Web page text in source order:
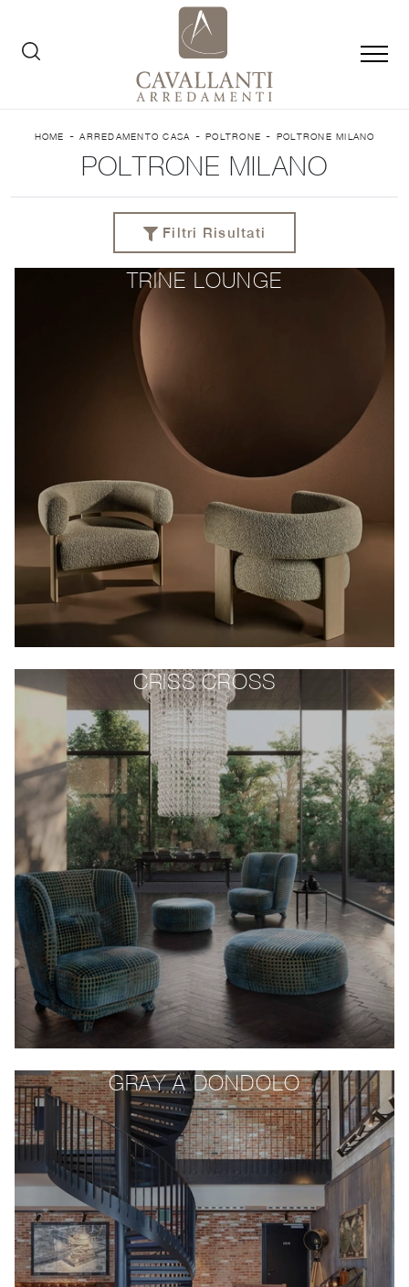
HOME -ARREDAMENTO CASA - POLTRONE - POLTRONE MILANO
POLTRONE MILANO
Filtri Risultati
TRINE LOUNGE
CRISS CROSS
GRAY A DONDOLO